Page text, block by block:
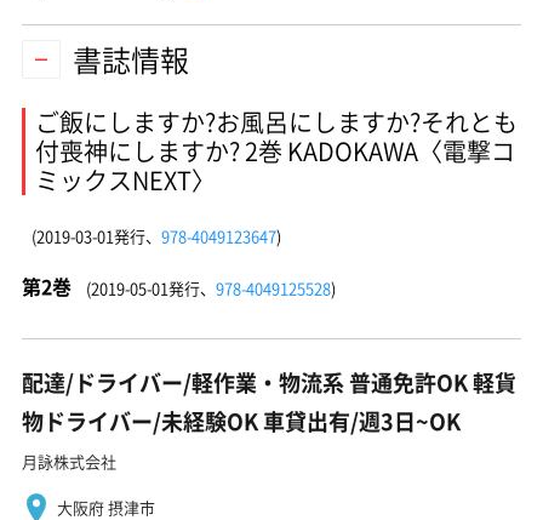
書誌情報
ご飯にしますか?お風呂にしますか?それとも
付喪神にしますか? 2巻 KADOKAWA〈電撃コ
ミックスNEXT〉
(2019-03-01発行、 978-4049123647)
第2巻 (2019-05-01発行、 978-4049125528)
配達/ドライバー/軽作業・物流系 普通免許OK 軽貨
物ドライバー/未経験OK 車貸出有/週3日~OK
月詠株式会社
大阪府 摂津市